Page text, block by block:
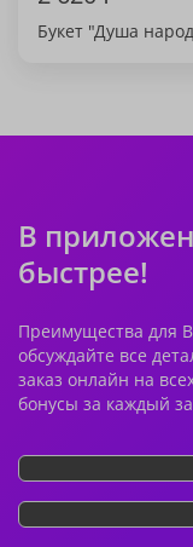
Букет "Душа
В
быстрее!
Преимущества для
обсуждайте все
заказ онлайн на
бонусы за каждый